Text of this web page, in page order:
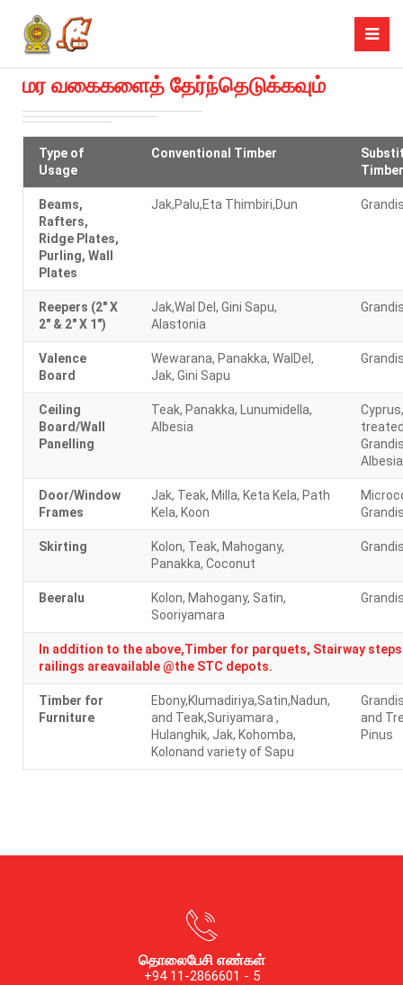
மர வகைகளைத் தேர்ந்தெடுக்கவும்
Type of
Usage
Conventional Timber
Timber
Beams,
Rafters,
Ridge Plates,
Purling, Wall
Plates
Jak,Palu,Eta Thimbiri,Dun
Reepers (2" X
2" & 2" X 1")
Jak,Wal Del, Gini Sapu,
Alastonia
Valence
Board
Wewarana, Panakka, WalDel,
Jak, Gini Sapu
Ceiling
Board/Wall
Panelling
Teak, Panakka, Lunumidella,
Albesia
Albesia
Door/Window
Frames
Jak, Teak, Milla, Keta Kela, Path
Kela, Koon
Skirting
Kolon, Teak, Mahogany,
Panakka, Coconut
Beeralu
Kolon, Mahogany, Satin,
Sooriyamara
In addition to the above,Timber for parquets, Stairway steps
railings areavailable @the STC depots.
Timber for
Furniture
Ebony,Klumadiriya,Satin,Nadun,
and Teak,Suriyamara ,
Hulanghik, Jak, Kohomba,
Kolonand variety of Sapu
and
Pinus
தொலைபேசி எண்கள்
+94 11-2866601 - 5